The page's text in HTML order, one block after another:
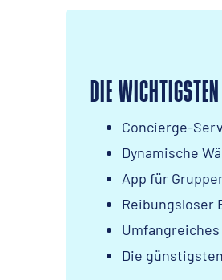
DIE
Concierge-
Dynamische
App für
Reibungsloser
Die